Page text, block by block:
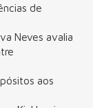
de
Neves avalia
aos